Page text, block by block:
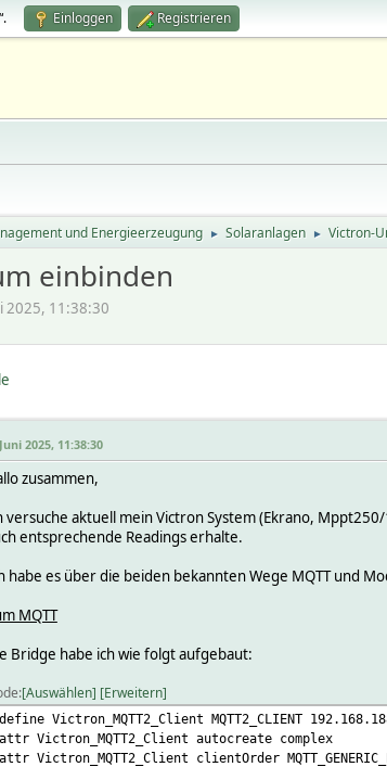
“. Einloggen Registrieren
und Energieerzeugung ► Solaranlagen ► Victron-
einbinden
2025, 11:38:30
2025, 11:38:30
zusammen,
versuche aktuell mein Victron System (Ekrano,
entsprechende Readings erhalte.
habe es über die beiden bekannten Wege MQTT und
MQTT
Bridge habe ich wie folgt aufgebaut:
Auswählen Erweitern
define Victron_MQTT2_Client MQTT2_CLIENT
attr Victron_MQTT2_Client autocreate complex
attr Victron_MQTT2_Client clientOrder